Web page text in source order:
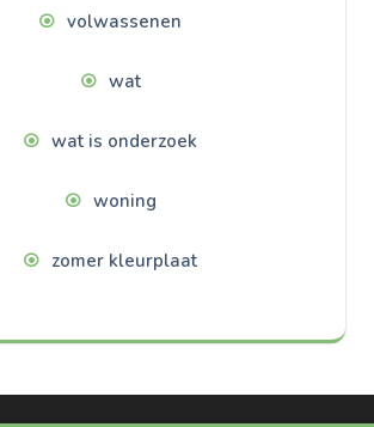
volwassenen
wat
wat is onderzoek
woning
zomer kleurplaat